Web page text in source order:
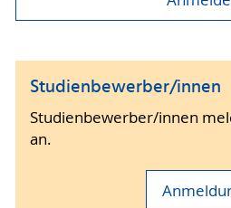
Studienbewerber/innen
Studienbewerber/innen
an.